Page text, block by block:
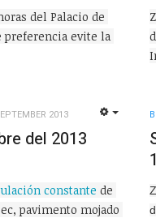
del Palacio de
preferencia evite la
2013
del 2013
constante de
pavimento mojado